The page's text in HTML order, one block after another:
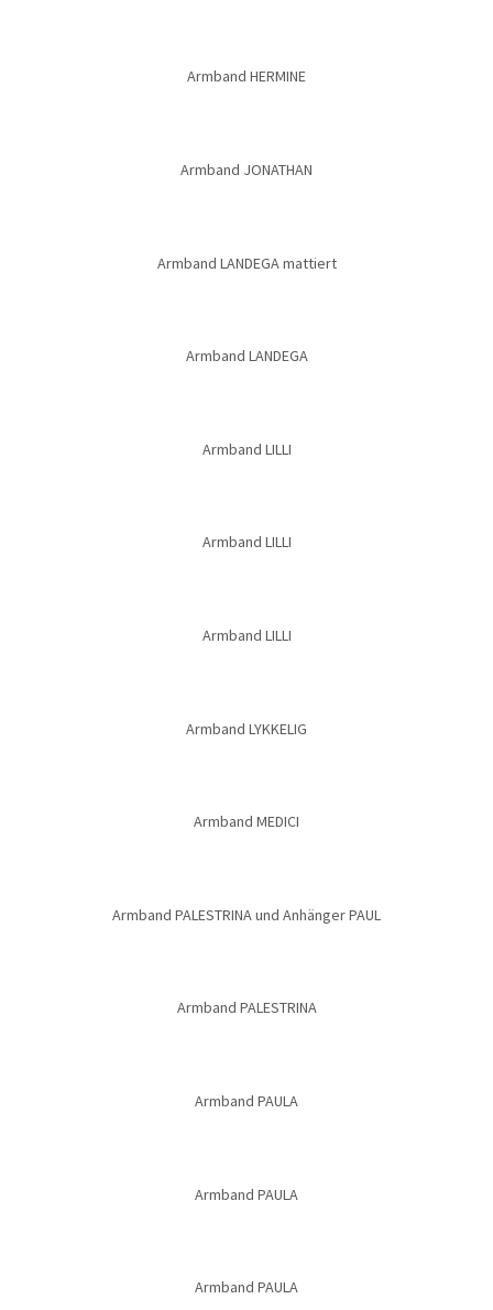
Armband HERMINE
Armband JONATHAN
Armband LANDEGA mattiert
Armband LANDEGA
Armband LILLI
Armband LILLI
Armband LILLI
Armband LYKKELIG
Armband MEDICI
Armband PALESTRINA und Anhänger PAUL
Armband PALESTRINA
Armband PAULA
Armband PAULA
Armband PAULA